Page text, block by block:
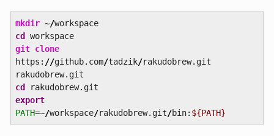
mkdir~/workspace
cd workspace
git clone
https: //github.com/tadzik/rakudobrew.git
rakudobrew.git
cd rakudobrew.git
export
PATH=~/workspace/rakudobrew.git/bin: ${PATH}